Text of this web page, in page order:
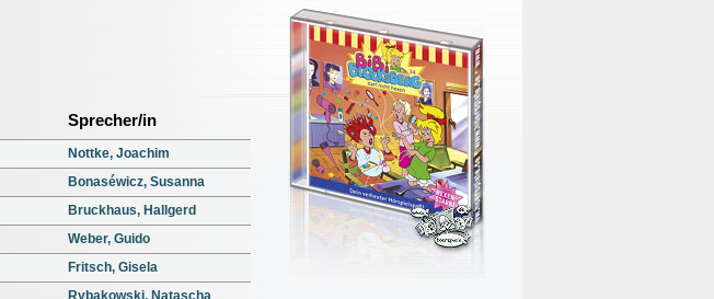
Sprecher/in
Nottke, Joachim
Bonaséwicz, Susanna
Bruckhaus, Hallgerd
Weber, Guido
Fritsch, Gisela
Rybakowski, Natascha